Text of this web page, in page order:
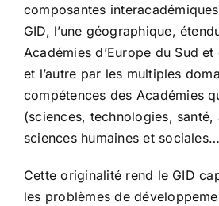
composantes
GID, l’une géographique,
Académies d’Europe du Sud
et l’autre par les multiples
compétences des Académies
(sciences, technologies, santé,
sciences humaines et
Cette originalité rend le GID
les problèmes de